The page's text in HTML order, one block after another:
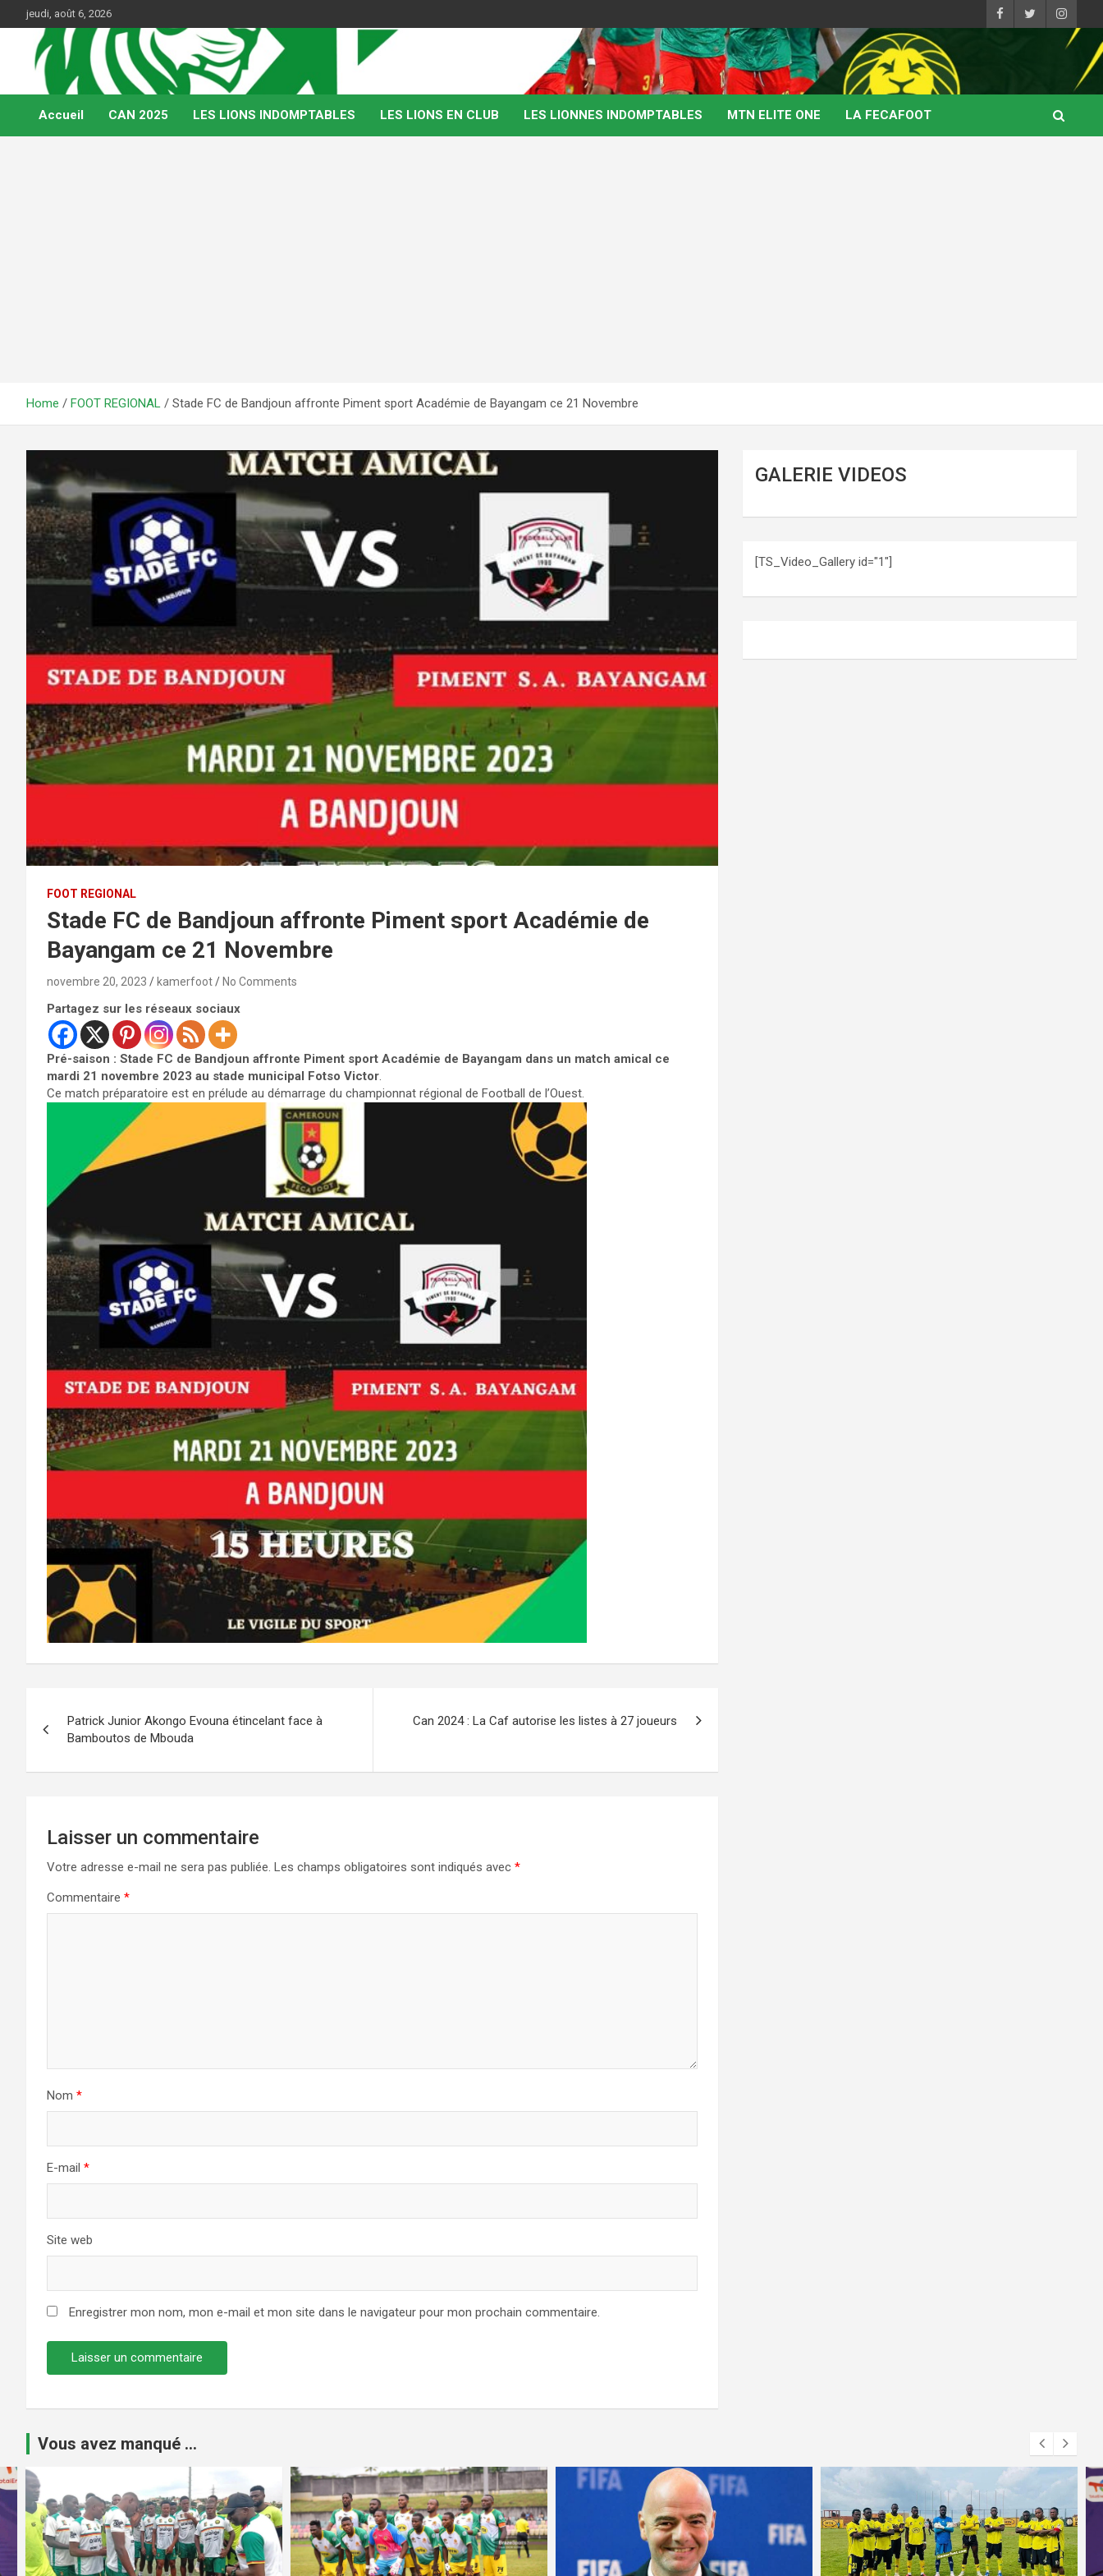
to
content
jeudi, août 6, 2026
Kamerfoot
Web Magazine du football camerounais
Accueil CAN 2025 LES LIONS INDOMPTABLES LES LIONS EN CLUB LES LIONNES INDOMPTABLES MTN ELITE ONE LA FECAFOOT
Home FOOT REGIONAL Stade FC de Bandjoun affronte Piment sport Académie de Bayangam ce 21 Novembre
FOOT REGIONAL
Stade FC de Bandjoun affronte Piment sport Académie de
Bayangam ce 21 Novembre
novembre 20, 2023 kamerfoot No Comments
Partagez sur les réseaux sociaux
Pré-saison : Stade FC de Bandjoun affronte Piment sport Académie de Bayangam dans un match amical ce
mardi 21 novembre 2023 au stade municipal Fotso Victor.
Ce match préparatoire est en prélude au démarrage du championnat régional de Football de l’Ouest.
de
l’article
Patrick Junior Akongo Evouna étincelant face à
Bamboutos de Mbouda
Can 2024 : La Caf autorise les listes à 27 joueurs
Laisser un commentaire
Votre adresse e-mail ne sera pas publiée. Les champs obligatoires sont indiqués avec *
Commentaire *
Nom *
E-mail *
Site web
Enregistrer mon nom, mon e-mail et mon site dans le navigateur pour mon prochain commentaire.
GALERIE VIDEOS
[TS_Video_Gallery id="1"]
Vous avez manqué ...